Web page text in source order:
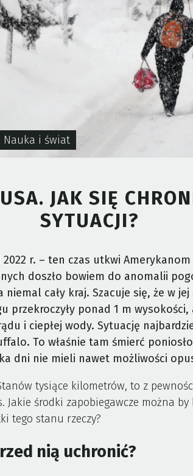
Nauka i świat
JAK SIĘ
SYTUACJI?
r. – ten czas utkwi
doszło bowiem do anomalii
niemal cały kraj. Szacuje się, że w
przekroczyły ponad 1 m
i ciepłej wody. Sytuację
To właśnie tam śmierć
dni nie mieli nawet możliwości
tysiące kilometrów, to z
środki zapobiegawcze można by
tego stanu rzeczy?
nią uchronić?